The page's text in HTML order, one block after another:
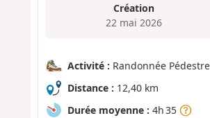
Création
22 mai 2026
Activité : Randonnée Pédestre
Distance : 12,40 km
Durée moyenne : 4h 35